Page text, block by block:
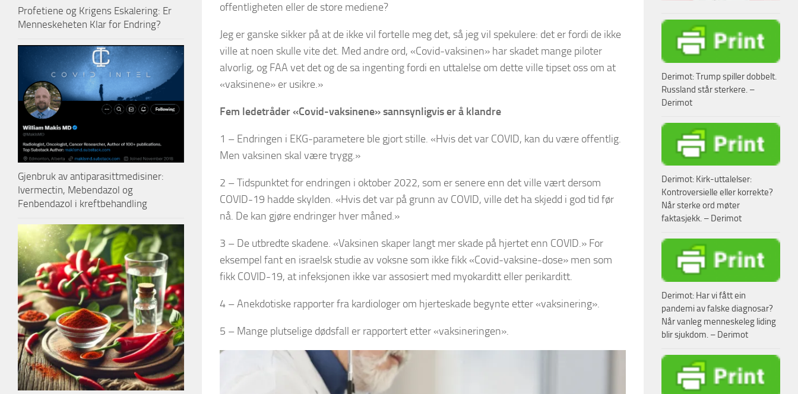
offentligheten eller de store mediene?
Jeg er ganske sikker på at de ikke vil fortelle meg det, så jeg vil spekulere: det er fordi de ikke
ville at noen skulle vite det. Med andre ord, «Covid-vaksinen» har skadet mange piloter
alvorlig, og FAA vet det og de sa ingenting fordi en uttalelse om dette ville tipset oss om at
«vaksinene» er usikre.»
Fem ledetråder «Covid-vaksinene» sannsynligvis er å klandre
1 – Endringen i EKG-parametere ble gjort stille. «Hvis det var COVID, kan du være offentlig.
Men vaksinen skal være trygg.»
2 – Tidspunktet for endringen i oktober 2022, som er senere enn det ville vært dersom
COVID-19 hadde skylden. «Hvis det var på grunn av COVID, ville det ha skjedd i god tid før
nå. De kan gjøre endringer hver måned.»
3 – De utbredte skadene. «Vaksinen skaper langt mer skade på hjertet enn COVID.» For
eksempel fant en israelsk studie av voksne som ikke fikk «Covid-vaksine-dose» men som
fikk COVID-19, at infeksjonen ikke var assosiert med myokarditt eller perikarditt.
4 – Anekdotiske rapporter fra kardiologer om hjerteskade begynte etter «vaksinering».
5 – Mange plutselige dødsfall er rapportert etter «vaksineringen».
Profetiene og Krigens Eskalering: Er
Menneskeheten Klar for Endring?
Gjenbruk av antiparasittmedisiner:
Ivermectin, Mebendazol og
Fenbendazol i kreftbehandling
Derimot: Trump spiller dobbelt.
Russland står sterkere. –
Derimot
Derimot: Kirk-uttalelser:
Kontroversielle eller korrekte?
Når sterke ord møter
faktasjekk. – Derimot
Derimot: Har vi fått ein
pandemi av falske diagnosar?
Når vanleg menneskeleg liding
blir sjukdom. – Derimot